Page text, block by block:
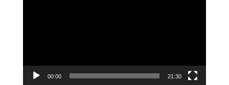
00:00 21:30